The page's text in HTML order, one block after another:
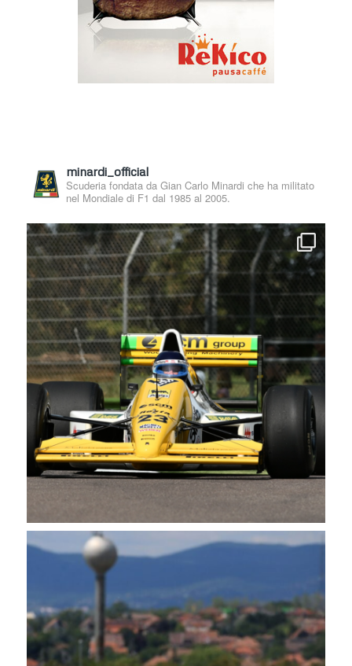
minardi_official
Scuderia fondata da Gian Carlo Minardi che ha militato
nel Mondiale di F1 dal 1985 al 2005.